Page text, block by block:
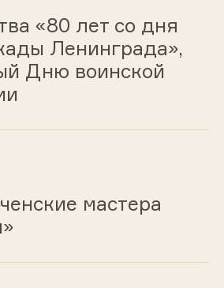
«80 лет со дня
Ленинграда»,
Дню воинской
мастера